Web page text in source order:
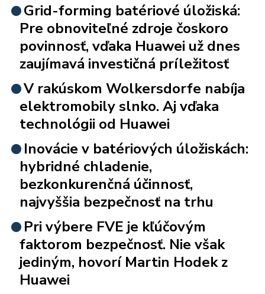
Grid-forming batériové úložiská:
Pre obnoviteľné zdroje čoskoro
povinnosť, vďaka Huawei už dnes
zaujímavá investičná príležitosť
V rakúskom Wolkersdorfe nabíja
elektromobily slnko. Aj vďaka
technológii od Huawei
Inovácie v batériových úložiskách:
hybridné chladenie,
bezkonkurenčná účinnosť,
najvyššia bezpečnosť na trhu
Pri výbere FVE je kľúčovým
faktorom bezpečnosť. Nie však
jediným, hovorí Martin Hodek z
Huawei